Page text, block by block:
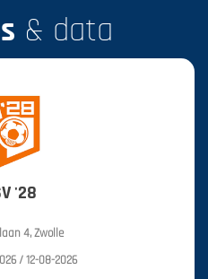
& data
'28
4, Zwolle
/ 12-08-2026